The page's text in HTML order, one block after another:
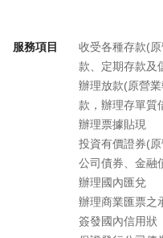
服務項目
收受各種存款(
款、定期存款及
辦理放款(原營
款，辦理存單質
辦理票據貼現
投資有價證券(
公司債券、金融
辦理國內匯兌
辦理商業匯票之
簽發國內信用狀